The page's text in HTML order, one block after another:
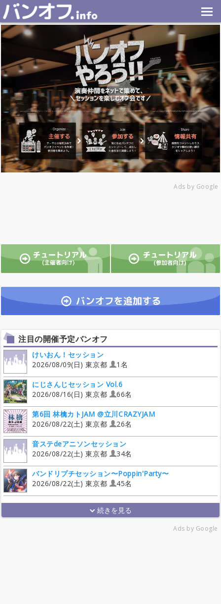
Ads by Google
注目の開催予定バンオフ
けいおん！セッション
2026/08/09(日) 東京都
1名
にじさんじセッション Vol.6
2026/08/16(日) 東京都
66名
第6回 林檎カトJAM @立川CRAZYJAM
2026/08/22(土) 東京都
26名
音ステdeアニソンセッション
2026/08/22(土) 東京都
34名
バンドリプチセッション〜Poppin'Party〜
2026/08/22(土) 東京都
45名
Ads by Google